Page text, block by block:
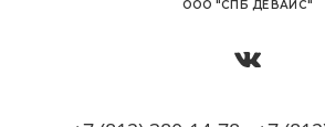
OОО "СПБ ДЕВАЙС"